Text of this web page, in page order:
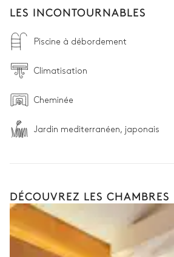
LES INCONTOURNABLES
Piscine à débordement
Climatisation
Cheminée
Jardin mediterranéen, japonais
DÉCOUVREZ LES CHAMBRES